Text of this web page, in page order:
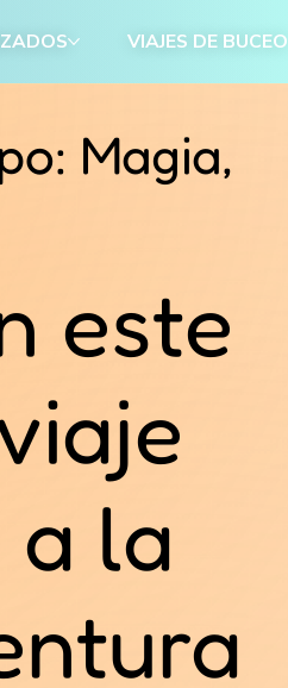
VIAJES DE BUCEO
Magia,
este
a la